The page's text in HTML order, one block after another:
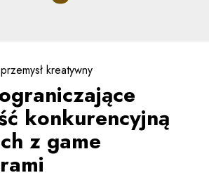
przemysł kreatywny
konkurencyjną
z game